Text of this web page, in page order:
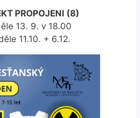
PROPOJENI (8)
13. 9. v 18.00
11.10. + 6.12.